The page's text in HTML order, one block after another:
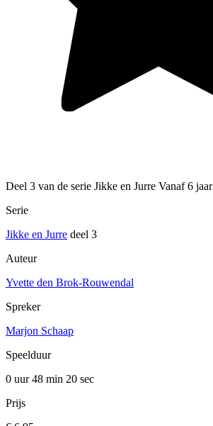
Deel 3 van de serie Jikke en Jurre Vanaf 6 jaar
Serie
Jikke en Jurre deel 3
Auteur
Yvette den Brok-Rouwendal
Spreker
Marjon Schaap
Speelduur
0 uur 48 min 20 sec
Prijs